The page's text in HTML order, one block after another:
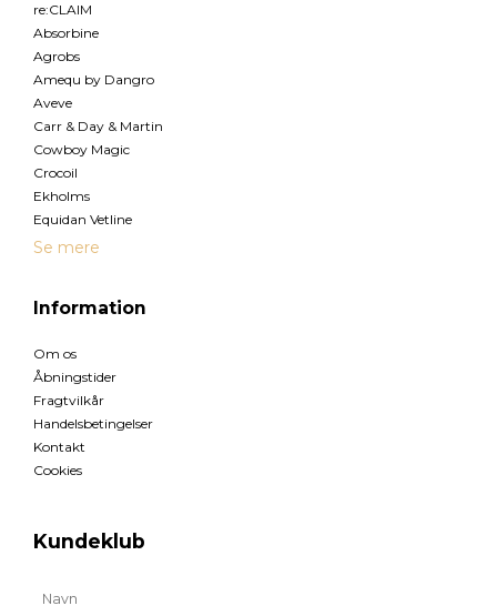
re:CLAIM
Absorbine
Agrobs
Amequ by Dangro
Aveve
Carr & Day & Martin
Cowboy Magic
Crocoil
Ekholms
Equidan Vetline
Se mere
Information
Om os
Åbningstider
Fragtvilkår
Handelsbetingelser
Kontakt
Cookies
Kundeklub